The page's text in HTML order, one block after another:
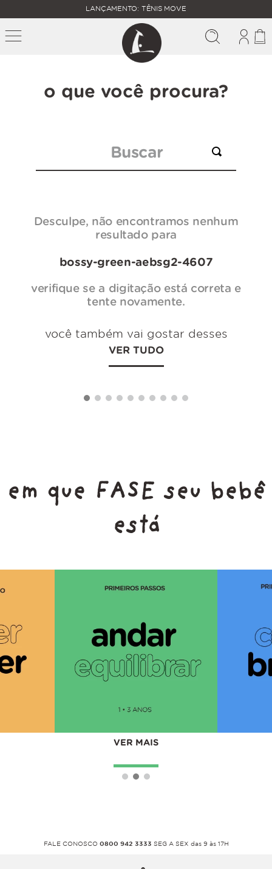
FALTAM
MAIS
R$
400,00
PARA O
FRETE
GRÁTIS
LANÇAMENTO: TÊNIS MOVE
o que você procura?
Desculpe, não encontramos nenhum
resultado para
bossy-green-aebsg2-4607
verifique se a digitação está correta e
tente novamente.
você também vai gostar desses
VER TUDO
em que FASE seu bebê
está
VER MAIS
FALE CONOSCO 0800 942 3333 SEG A SEX das 9 às 17H